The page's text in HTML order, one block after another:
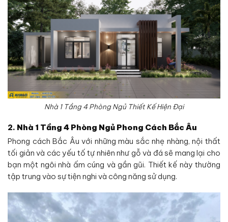
Nhà 1 Tầng 4 Phòng Ngủ Thiết Kế Hiện Đại
2. Nhà 1 Tầng 4 Phòng Ngủ Phong Cách Bắc Âu
Phong cách Bắc Âu với những màu sắc nhẹ nhàng, nội thất
tối giản và các yếu tố tự nhiên như gỗ và đá sẽ mang lại cho
bạn một ngôi nhà ấm cúng và gần gũi. Thiết kế này thường
tập trung vào sự tiện nghi và công năng sử dụng.